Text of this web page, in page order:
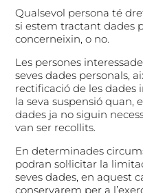
Qualsevol persona té
si estem tractant dades
concerneixin, o no.
Les persones
seves dades personals,
rectificació de les dades
la seva suspensió quan,
dades ja no siguin
van ser recollits.
En determinades
podran sol·licitar la
seves dades, en aquest
conservarem per a